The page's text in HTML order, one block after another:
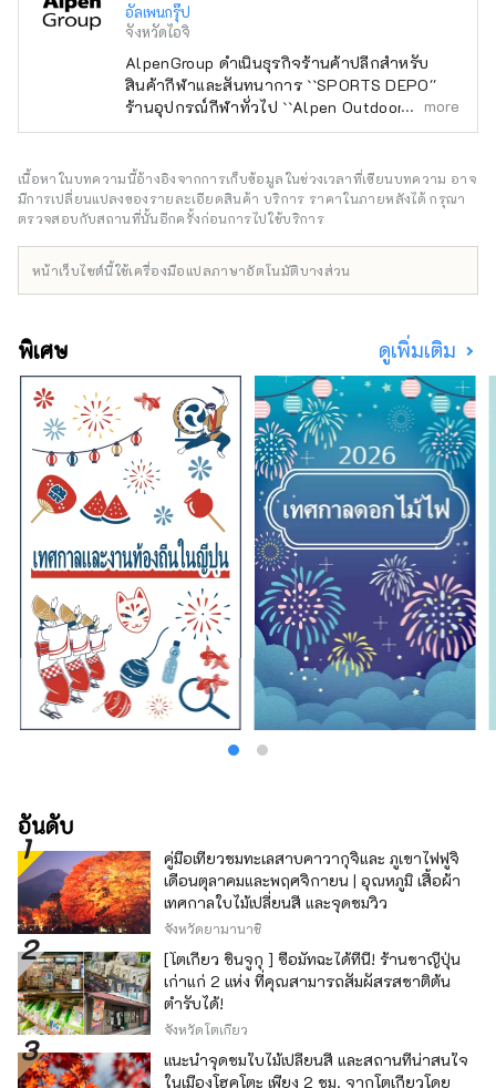
อัลเพนกรุ๊ป
จังหวัดไอจิ
AlpenGroup ดำเนินธุรกิจร้านค้าปลีกสำหรับ
สินค้ากีฬาและสันทนาการ ``SPORTS DEPO''
ร้านอุปกรณ์กีฬาทั่วไป ``Alpen Outdoors'' ร้าน
ขายอุปกรณ์กลางแจ้งเฉพาะทาง และ ``GOLF5''
ทั่วประเทศ โดยนำเสนอสินค้ากีฬาจากแบรนด์
กีฬาชื่อดังรวมถึง เครื่องแต่งกายและรองเท้าที่ทัน
สมัยเรานำเสนอผลิตภัณฑ์และบริการที่หลาก
more
เนื้อหาในบทความนี้อ้างอิงจากการเก็บข้อมูลในช่วงเวลาที่เขียนบทความ อาจ
มีการเปลี่ยนแปลงของรายละเอียดสินค้า บริการ ราคาในภายหลังได้ กรุณา
ตรวจสอบกับสถานที่นั้นอีกครั้งก่อนการไปใช้บริการ
หน้าเว็บไซต์นี้ใช้เครื่องมือแปลภาษาอัตโนมัติบางส่วน
พิเศษ ดูเพิ่มเติม
อันดับ
คู่มือเที่ยวชมทะเลสาบคาวากุจิและ ภูเขาไฟฟูจิ
เดือนตุลาคมและพฤศจิกายน | อุณหภูมิ เสื้อผ้า
เทศกาลใบไม้เปลี่ยนสี และจุดชมวิว
จังหวัดยามานาชิ
[โตเกียว ชินจูกุ ] ซื้อมัทฉะได้ที่นี่! ร้านชาญี่ปุ่น
เก่าแก่ 2 แห่ง ที่คุณสามารถสัมผัสรสชาติต้น
ตำรับได้!
จังหวัดโตเกียว
แนะนำจุดชมใบไม้เปลี่ยนสี และสถานที่น่าสนใจ
ในเมืองโฮคุโตะ เพียง 2 ชม. จากโตเกียวโดย